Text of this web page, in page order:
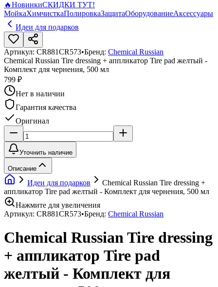
🔥НовинкиСКИДКИ ТУТ!
МойкаХимчисткаПолировкаЗащитаОборудованиеАксессуары
Идеи для подарков
Артикул: CR881CR573•Бренд: Chemical Russian
Chemical Russian Tire dressing + аппликатор Tire pad желтый -
Комплект для чернения, 500 мл
799 ₽
Нет в наличии
Гарантия качества
Оригинал
Уточнить наличие
Описание
Идеи для подарков
Chemical Russian Tire dressing +
аппликатор Tire pad желтый - Комплект для чернения, 500 мл
Нажмите для увеличения
Артикул: CR881CR573•Бренд: Chemical Russian
Chemical Russian Tire dressing
+ аппликатор Tire pad
желтый - Комплект для